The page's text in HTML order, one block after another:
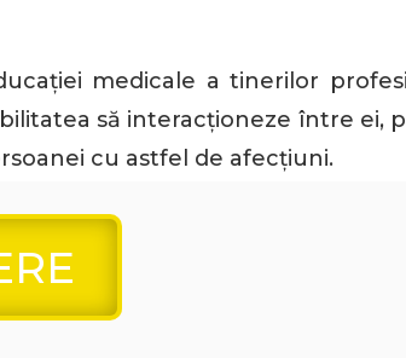
medicale a tinerilor
să interacționeze între ei,
cu astfel de afecțiuni.